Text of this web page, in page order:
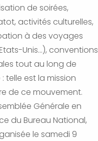
de soirées,
activités culturelles,
à des voyages
Unis…), conventions
tout au long de
: telle est la mission
de ce mouvement.
Générale en
du Bureau National,
le samedi 9